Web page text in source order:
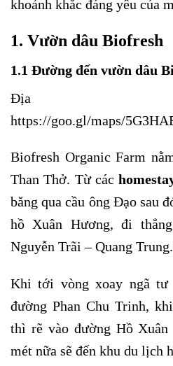
khoảnh khắc đáng yêu của
1. Vườn dâu Biofresh
1.1 Đường đến vườn dâu
Địa
https://goo.gl/maps/
Biofresh Organic Farm
Than Thở. Từ các
băng qua cầu ông Đạo sau
hồ Xuân Hương, đi
Nguyễn Trãi – Quang Trung.
Khi tới vòng xoay ngã
đường Phan Chu Trinh,
thì rẽ vào đường Hồ
mét nữa sẽ đến khu du lịch